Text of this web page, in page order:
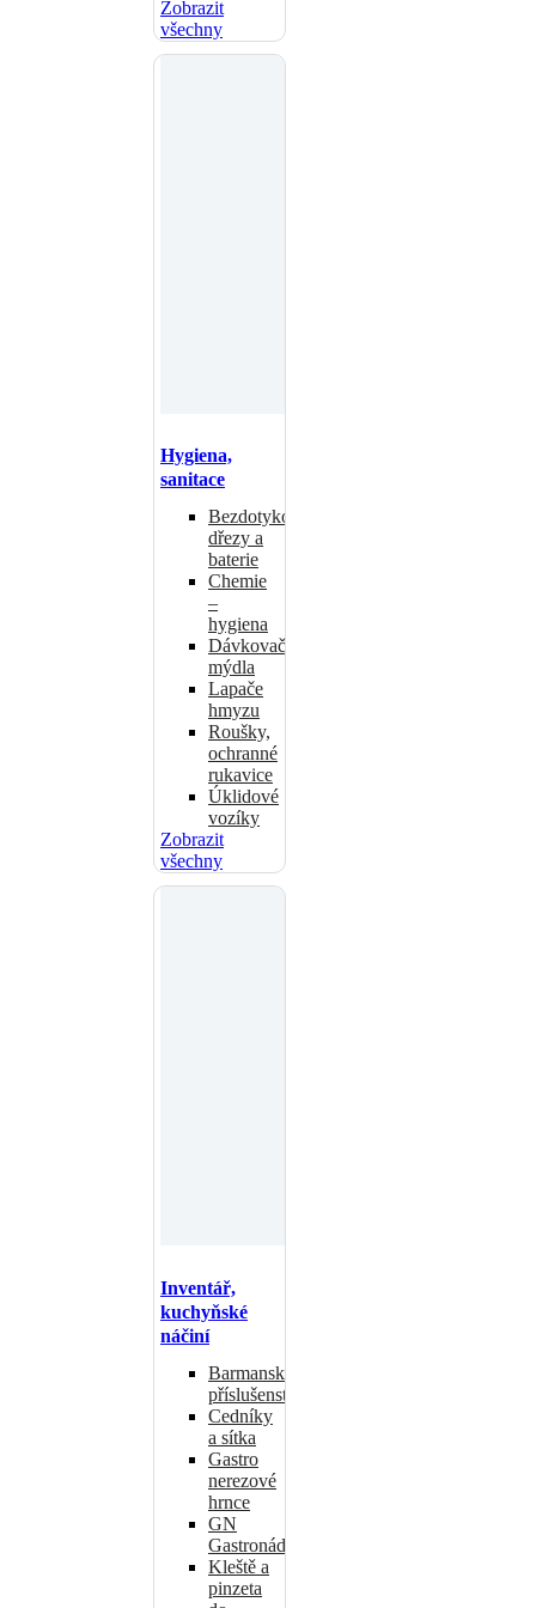
Zobrazit
všechny
Hygiena,
sanitace
Bezdotykové
dřezy a
baterie
Chemie
–
hygiena
Dávkovače
mýdla
Lapače
hmyzu
Roušky,
ochranné
rukavice
Úklidové
vozíky
Zobrazit
všechny
Inventář,
kuchyňské
náčiní
Barmanské
příslušenství
Cedníky
a sítka
Gastro
nerezové
hrnce
GN
Gastronádoby
Kleště a
pinzeta